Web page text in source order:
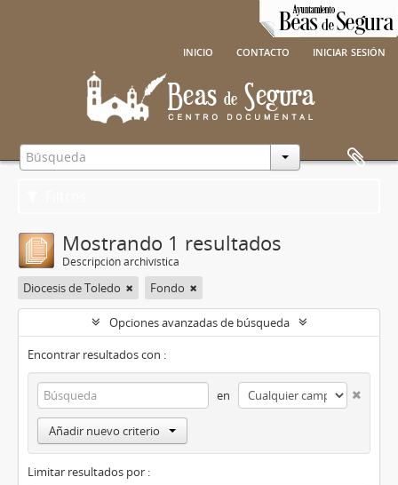
inicio contacto iniciar sesión
Mostrando 1 resultados
Descripción archivística
Diocesis de Toledo Fondo
Opciones avanzadas de búsqueda
Encontrar resultados con :
en
Añadir nuevo criterio
Limitar resultados por :